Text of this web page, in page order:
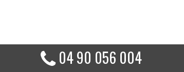
04 90 056 004